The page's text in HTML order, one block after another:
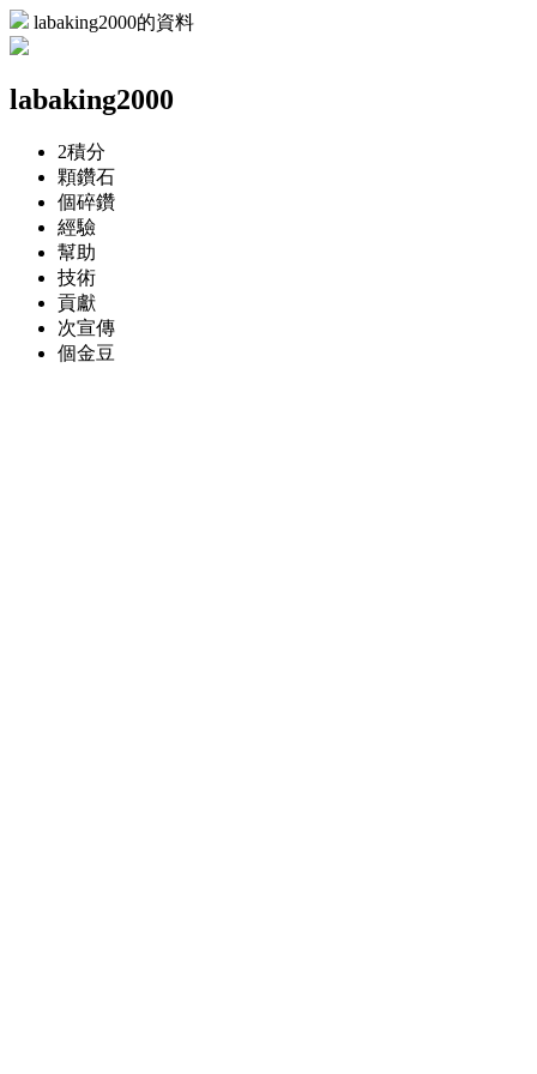
labaking2000的資料
labaking2000
2積分
顆鑽石
個碎鑽
經驗
幫助
技術
貢獻
次宣傳
個金豆